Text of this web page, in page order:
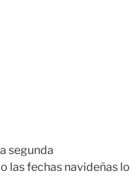
segunda
las fechas navideñas lo